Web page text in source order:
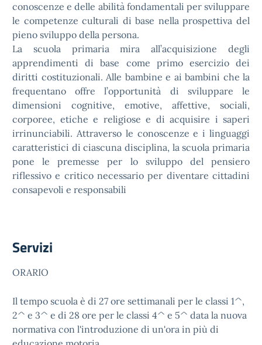
conoscenze e delle abilità fondamentali per sviluppare
le competenze culturali di base nella prospettiva del
pieno sviluppo della persona.
La scuola primaria mira all’acquisizione degli
apprendimenti di base come primo esercizio dei
diritti costituzionali. Alle bambine e ai bambini che la
frequentano offre l’opportunità di sviluppare le
dimensioni cognitive, emotive, affettive, sociali,
corporee, etiche e religiose e di acquisire i saperi
irrinunciabili. Attraverso le conoscenze e i linguaggi
caratteristici di ciascuna disciplina, la scuola primaria
pone le premesse per lo sviluppo del pensiero
riflessivo e critico necessario per diventare cittadini
consapevoli e responsabili
Servizi
ORARIO
Il tempo scuola è di 27 ore settimanali per le classi 1^,
2^ e 3^ e di 28 ore per le classi 4^ e 5^ data la nuova
normativa con l'introduzione di un'ora in più di